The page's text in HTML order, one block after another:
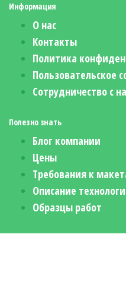
Информация
О нас
Контакты
Политика
Пользовательское
Сотрудничество с
Полезно знать
Блог компании
Цены
Требования к
Описание
Образцы работ